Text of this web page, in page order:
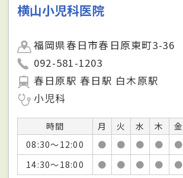
横山小児科医院
福岡県春日市春日原東町3-36
092-581-1203
春日原駅 春日駅 白木原駅
小児科
時間 月 火 水 木 金
08:30～12:00
● ● ● ● ●
14:30～18:00
● ● ● ● ●